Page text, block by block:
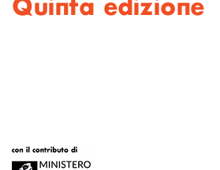
Quinta edizione